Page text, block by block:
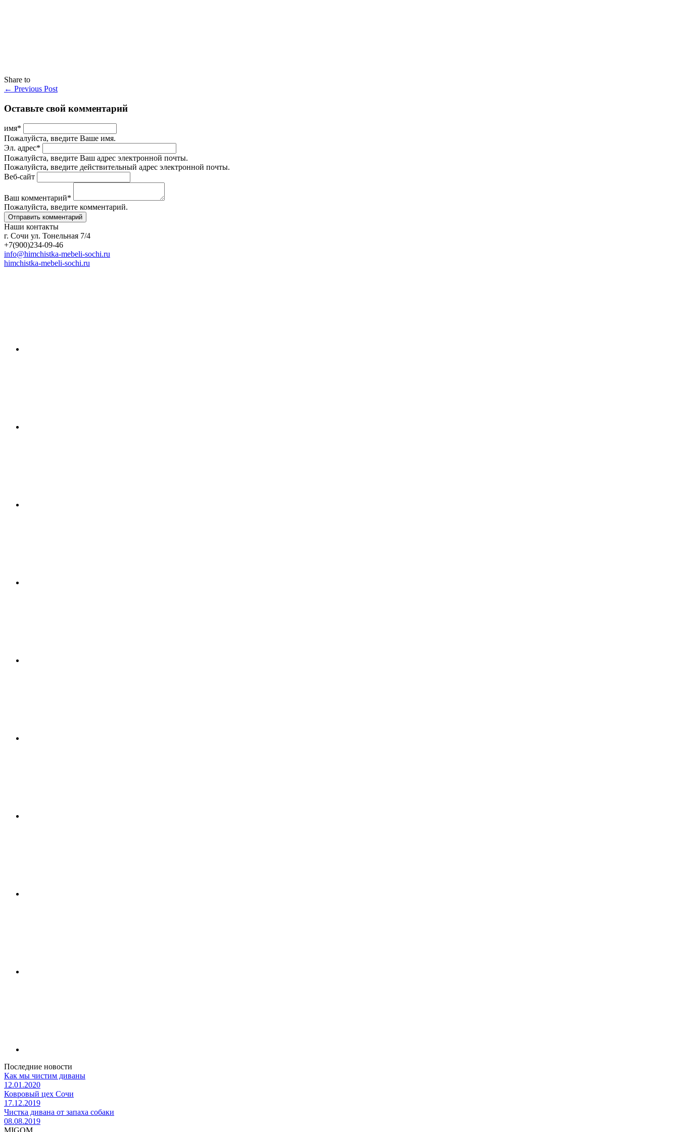
Share to
← Previous Post
Оставьте свой комментарий
имя*
Пожалуйста, введите Ваше имя.
Эл. адрес*
Пожалуйста, введите Ваш адрес электронной почты.
Пожалуйста, введите действительный адрес электронной почты.
Веб-сайт
Ваш комментарий*
Пожалуйста, введите комментарий.
Наши контакты
г. Сочи ул. Тонельная 7/4
+7(900)234-09-46
info@himchistka-mebeli-sochi.ru
himchistka-mebeli-sochi.ru
Последние новости
Как мы чистим диваны
12.01.2020
Ковровый цех Сочи
17.12.2019
Чистка дивана от запаха собаки
08.08.2019